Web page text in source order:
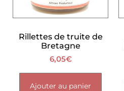
Rillettes de truite de
Bretagne
6,05€
Ajouter au panier